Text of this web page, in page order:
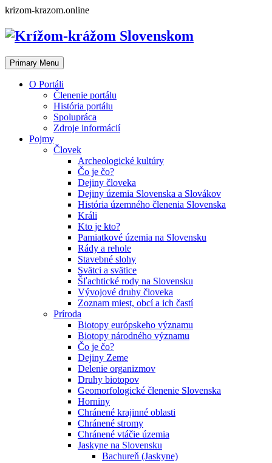
Skip
content
krizom-krazom.online
Primary Menu
O Portáli
Členenie portálu
História portálu
Spolupráca
Zdroje informácií
Pojmy
Človek
Archeologické kultúry
Čo je čo?
Dejiny človeka
Dejiny územia Slovenska a Slovákov
História územného členenia Slovenska
Králi
Kto je kto?
Pamiatkové územia na Slovensku
Rády a rehole
Stavebné slohy
Svätci a svätice
Šľachtické rody na Slovensku
Vývojové druhy človeka
Zoznam miest, obcí a ich častí
Príroda
Biotopy európskeho významu
Biotopy národného významu
Čo je čo?
Dejiny Zeme
Delenie organizmov
Druhy biotopov
Geomorfologické členenie Slovenska
Horniny
Chránené krajinné oblasti
Chránené stromy
Chránené vtáčie územia
Jaskyne na Slovensku
Bachureň (Jaskyne)